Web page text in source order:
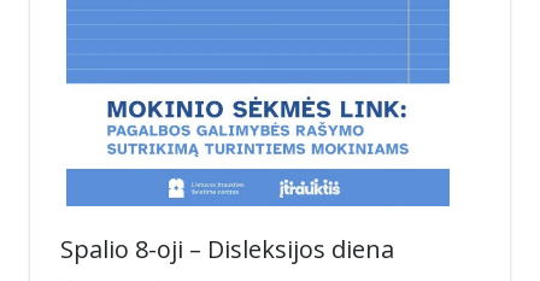
Spalio 8-oji – Disleksijos diena